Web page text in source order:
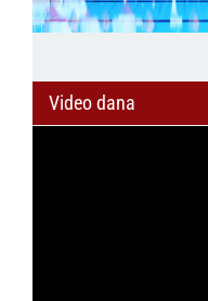
Video dana